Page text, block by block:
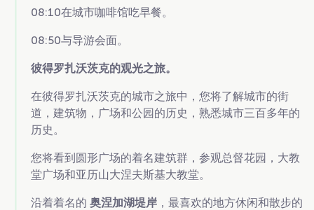
08:10在城市咖啡馆吃早餐。
08:50与导游会面。
彼得罗扎沃茨克的观光之旅。
在彼得罗扎沃茨克的城市之旅中，您将了解城市的街
道，建筑物，广场和公园的历史，熟悉城市三百多年的
历史。
您将看到圆形广场的着名建筑群，参观总督花园，大教
堂广场和亚历山大涅夫斯基大教堂。
沿着着名的 奥涅加湖堤岸 ，最喜欢的地方休闲和散步的